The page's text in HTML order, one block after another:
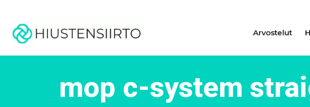
Arvostelut
mop c-system